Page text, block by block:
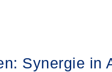
Synergie in